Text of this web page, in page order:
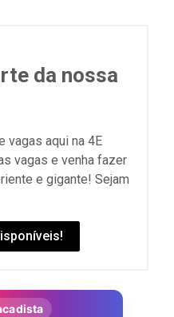
da nossa
vagas aqui na 4E
vagas e venha fazer
e gigante! Sejam